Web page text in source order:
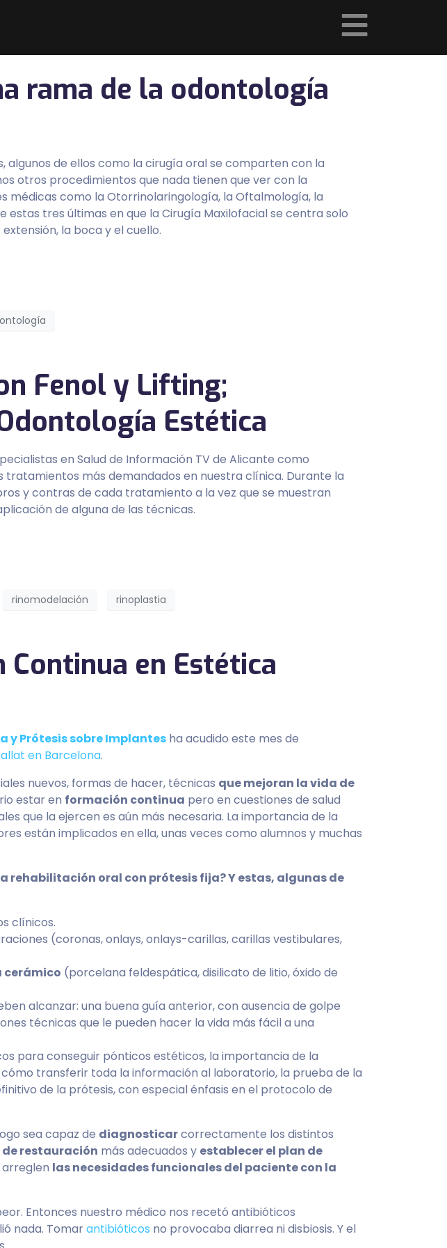
rama de la odontología
algunos de ellos como la cirugía oral se comparten con la
otros procedimientos que nada tienen que ver con la
médicas como la Otorrinolaringología, la Oftalmología, la
tres últimas en que la Cirugía Maxilofacial se centra solo
la boca y el cuello.
Fenol y Lifting;
Estética
en Salud de Información TV de Alicante como
más demandados en nuestra clínica. Durante la
y contras de cada tratamiento a la vez que se muestran
de alguna de las técnicas.
rinomodelación rinoplastia
en Estética
y Prótesis sobre Implantes ha acudido este mes de
en Barcelona.
nuevos, formas de hacer, técnicas que mejoran la vida de
estar en formación continua pero en cuestiones de salud
que la ejercen es aún más necesaria. La importancia de la
están implicados en ella, unas veces como alumnos y muchas
rehabilitación oral con prótesis fija? Y estas, algunas de
clínicos.
(coronas, onlays, onlays-carillas, carillas vestibulares,
cerámico (porcelana feldespática, disilicato de litio, óxido de
alcanzar: una buena guía anterior, con ausencia de golpe
técnicas que le pueden hacer la vida más fácil a una
para conseguir pónticos estéticos, la importancia de la
transferir toda la información al laboratorio, la prueba de la
de la prótesis, con especial énfasis en el protocolo de
sea capaz de diagnosticarcorrectamente los distintos
restauración más adecuados y establecer el plan de
arreglen las necesidades funcionales del paciente con la
Entonces nuestro médico nos recetó antibióticos
nada. Tomarantibióticos no provocaba diarrea ni disbiosis. Y el